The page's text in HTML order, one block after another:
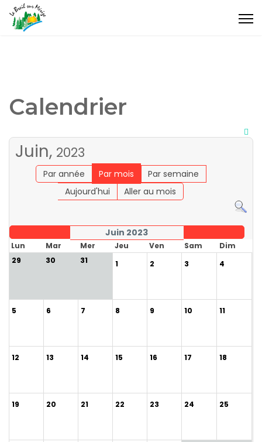
Calendrier
Juin, 2023
Par année Par mois
Par semaine
Aujourd'hui
Aller au mois
Juin 2023
Lun Mar Mer Jeu Ven Sam
Dim
29
30 31 1 2 3 4
5 6 7 8 9 10 11
12 13 14 15 16 17 18
19 20 21 22 23 24 25